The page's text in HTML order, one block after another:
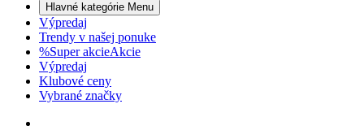
Hlavné kategórie Menu
Výpredaj
Trendy v našej ponuke
%Super akcieAkcie
Výpredaj
Klubové ceny
Vybrané značky